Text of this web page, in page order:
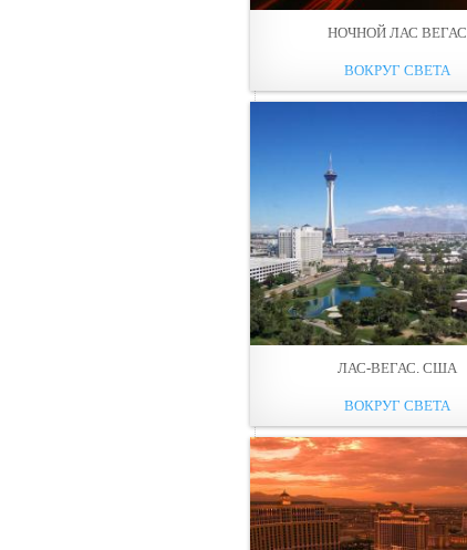
НОЧНОЙ ЛАС ВЕГАС
ВОКРУГ СВЕТА
ЛАС-ВЕГАС. США
ВОКРУГ СВЕТА